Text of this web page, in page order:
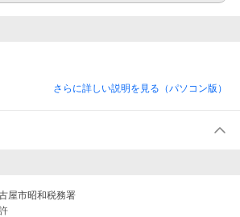
さらに詳しい説明を見る（パソコン版）
屋市昭和税務署